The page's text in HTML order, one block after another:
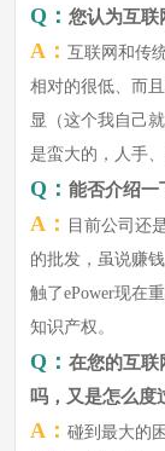
Q： 您认为互联
A： 互联网和传
相对的很低、而
显（这个我自己
是蛮大的，人手
Q： 能否介绍一
A：
目前公司还
的批发，虽说赚
触了ePower现在
知识产权。
Q： 在您的互联
吗，又是怎么度
A： 碰到最大的